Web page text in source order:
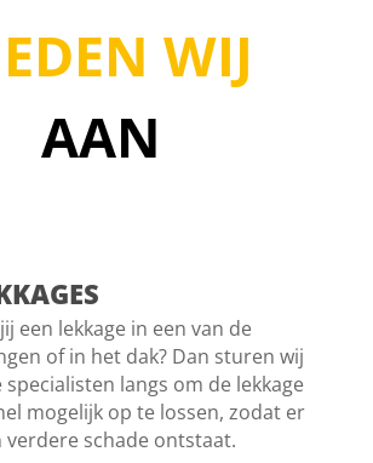
WIJ
AAN
een lekkage in een van de
of in het dak? Dan sturen wij
specialisten langs om de lekkage
mogelijk op te lossen, zodat er
verdere schade ontstaat.